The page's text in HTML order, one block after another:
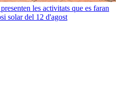
les activitats que es faran
solar del 12 d'agost